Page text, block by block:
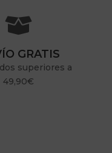

GRATIS
superiores a
49,90€